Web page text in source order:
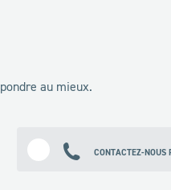
au mieux.
CONTACTEZ-NOUS